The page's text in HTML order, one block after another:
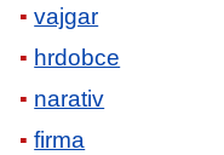
vajgar
hrdobce
narativ
firma